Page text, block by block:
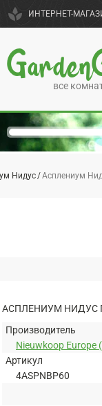
spa ИНТЕРНЕТ-
все
Нидус Асплениум
АСПЛЕНИУМ НИДУС
Производитель
Nieuwkoop
Артикул
4ASPNBP60